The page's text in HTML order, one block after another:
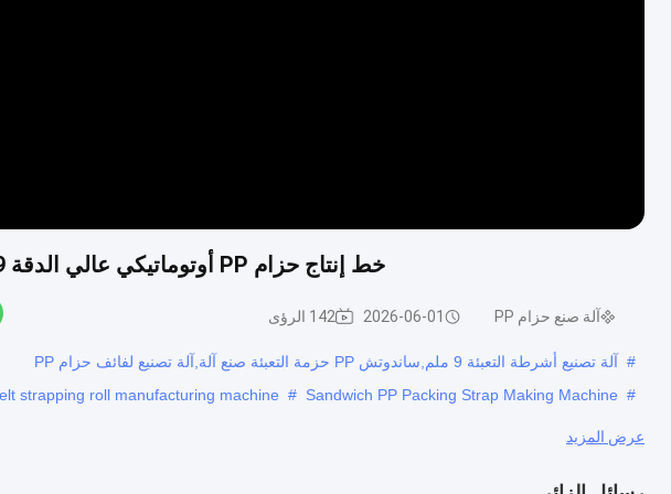
خط إنتاج حزام PP أوتوماتيكي عالي الدقة 9 مم لآلة الربط PP لمصنع التصنيع
آلة صنع حزام PP 2026-06-01 142 الرؤى
# آلة تصنيع أشرطة التعبئة 9 ملم,ساندوتش PP حزمة التعبئة صنع آلة,آلة تصنيع لفائف حزام PP
#
Sandwich PP Packing Strap Making Machine
#
strapping roll manufacturing machine
عرض المزيد